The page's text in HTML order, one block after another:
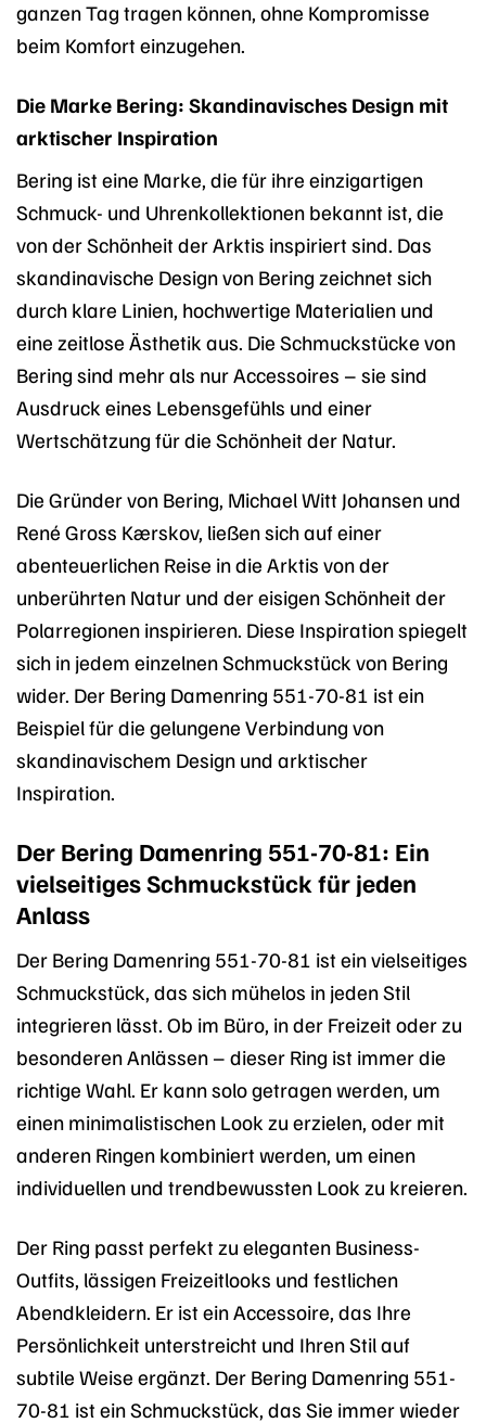
ganzen Tag tragen können, ohne Kompromisse
beim Komfort einzugehen.
Die Marke Bering: Skandinavisches Design mit
arktischer Inspiration
Bering ist eine Marke, die für ihre einzigartigen
Schmuck- und Uhrenkollektionen bekannt ist, die
von der Schönheit der Arktis inspiriert sind. Das
skandinavische Design von Bering zeichnet sich
durch klare Linien, hochwertige Materialien und
eine zeitlose Ästhetik aus. Die Schmuckstücke von
Bering sind mehr als nur Accessoires – sie sind
Ausdruck eines Lebensgefühls und einer
Wertschätzung für die Schönheit der Natur.
Die Gründer von Bering, Michael Witt Johansen und
René Gross Kærskov, ließen sich auf einer
abenteuerlichen Reise in die Arktis von der
unberührten Natur und der eisigen Schönheit der
Polarregionen inspirieren. Diese Inspiration spiegelt
sich in jedem einzelnen Schmuckstück von Bering
wider. Der Bering Damenring 551-70-81 ist ein
Beispiel für die gelungene Verbindung von
skandinavischem Design und arktischer
Inspiration.
Der Bering Damenring 551-70-81: Ein
vielseitiges Schmuckstück für jeden
Anlass
Der Bering Damenring 551-70-81 ist ein vielseitiges
Schmuckstück, das sich mühelos in jeden Stil
integrieren lässt. Ob im Büro, in der Freizeit oder zu
besonderen Anlässen – dieser Ring ist immer die
richtige Wahl. Er kann solo getragen werden, um
einen minimalistischen Look zu erzielen, oder mit
anderen Ringen kombiniert werden, um einen
individuellen und trendbewussten Look zu kreieren.
Der Ring passt perfekt zu eleganten Business-
Outfits, lässigen Freizeitlooks und festlichen
Abendkleidern. Er ist ein Accessoire, das Ihre
Persönlichkeit unterstreicht und Ihren Stil auf
subtile Weise ergänzt. Der Bering Damenring 551-
70-81 ist ein Schmuckstück, das Sie immer wieder